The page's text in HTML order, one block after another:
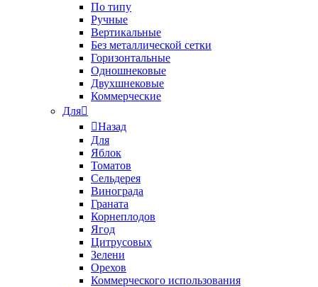
По типу
Ручные
Вертикальные
Без металлической сетки
Горизонтальные
Одношнековые
Двухшнековые
Коммерческие
Для
Назад
Для
Яблок
Томатов
Cельдерея
Винограда
Граната
Корнеплодов
Ягод
Цитрусовых
Зелени
Орехов
Коммерческого использования